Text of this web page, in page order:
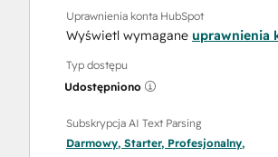
Uprawnienia konta HubSpot
Wyświetl wymagane uprawnienia
Typ dostępu
Udostępniono
Subskrypcja AI Text Parsing
Darmowy, Starter, Profesjonalny,